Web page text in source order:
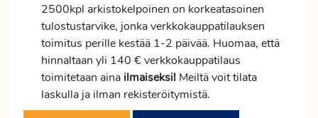
2500kpl arkistokelpoinen on korkeatasoinen
tulostustarvike, jonka verkkokauppatilauksen
toimitus perille kestää 1-2 päivää. Huomaa, että
hinnaltaan yli 140 € verkkokauppatilaus
toimitetaan aina ilmaiseksi! Meiltä voit tilata
laskulla ja ilman rekisteröitymistä.